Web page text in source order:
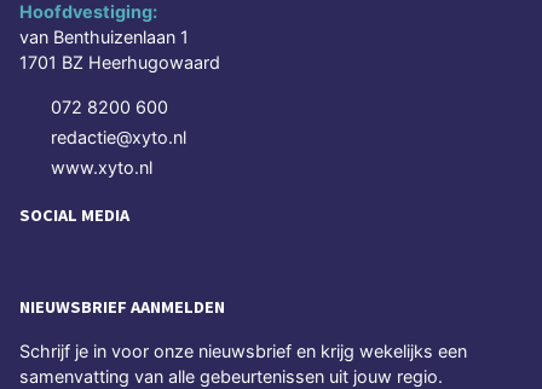
Hoofdvestiging:
van Benthuizenlaan 1
1701 BZ Heerhugowaard
072 8200 600
redactie@xyto.nl
www.xyto.nl
SOCIAL MEDIA
NIEUWSBRIEF AANMELDEN
Schrijf je in voor onze nieuwsbrief en krijg wekelijks een
samenvatting van alle gebeurtenissen uit jouw regio.